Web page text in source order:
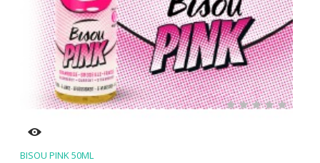
BISOU PINK 50ML